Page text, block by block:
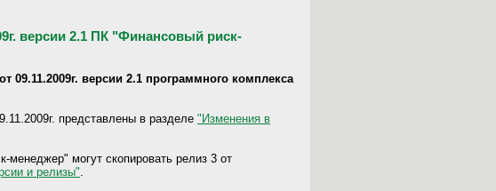
версии 2.1 ПК "Финансовый риск-
09.11.2009г. версии 2.1 программного комплекса
представлены в разделе "Изменения в
менеджер" могут скопировать релиз 3 от
и релизы"